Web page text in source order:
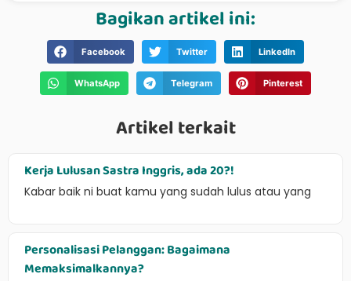
Bagikan artikel ini:
Facebook Twitter LinkedIn
WhatsApp Telegram Pinterest
Artikel terkait
Kerja Lulusan Sastra Inggris, ada 20?!
Kabar baik ni buat kamu yang sudah lulus atau yang
Personalisasi Pelanggan: Bagaimana
Memaksimalkannya?